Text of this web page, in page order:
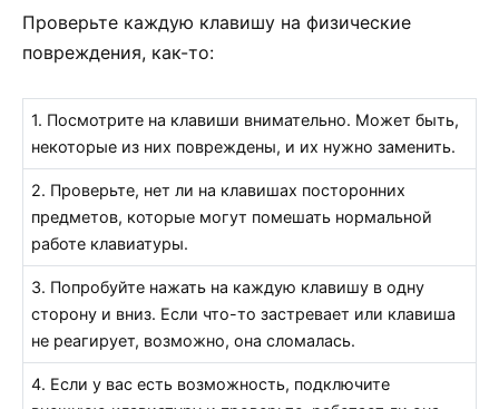
Проверьте каждую клавишу на физические
повреждения, как-то:
1. Посмотрите на клавиши внимательно. Может быть,
некоторые из них повреждены, и их нужно заменить.
2. Проверьте, нет ли на клавишах посторонних
предметов, которые могут помешать нормальной
работе клавиатуры.
3. Попробуйте нажать на каждую клавишу в одну
сторону и вниз. Если что-то застревает или клавиша
не реагирует, возможно, она сломалась.
4. Если у вас есть возможность, подключите